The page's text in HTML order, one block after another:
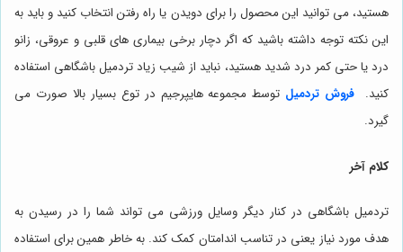
هستید، می توانید این محصول را برای دویدن یا راه رفتن انتخاب کنید و باید به
این نکته توجه داشته باشید که اگر دچار برخی بیماری های قلبی و عروقی، زانو
درد یا حتی کمر درد شدید هستید، نباید از شیب زیاد تردمیل باشگاهی استفاده
کنید.
فروش تردمیل توسط مجموعه هایپرجیم در توع بسیار بالا صورت می
گیرد.
کلام آخر
تردمیل باشگاهی در کنار دیگر وسایل ورزشی می تواند شما را در رسیدن به
هدف مورد نیاز یعنی در تناسب اندامتان کمک کند. به خاطر همین برای استفاده